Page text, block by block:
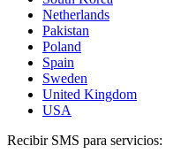
Netherlands
Pakistan
Poland
Spain
Sweden
United Kingdom
USA
Recibir SMS para servicios: